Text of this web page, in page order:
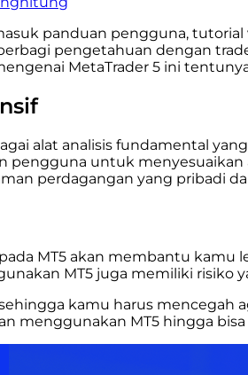
panduan pengguna,
pengetahuan dengan
MetaTrader 5 ini
alat analisis fundamental
pengguna untuk
perdagangan yang pribadi
MT5 akan membantu
MT5 juga memiliki
kamu harus
menggunakan MT5 hingga